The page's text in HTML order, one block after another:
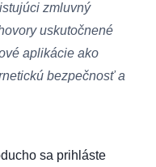
zmluvný
uskutočnené
aplikácie ako
bezpečnosť a
sa prihláste